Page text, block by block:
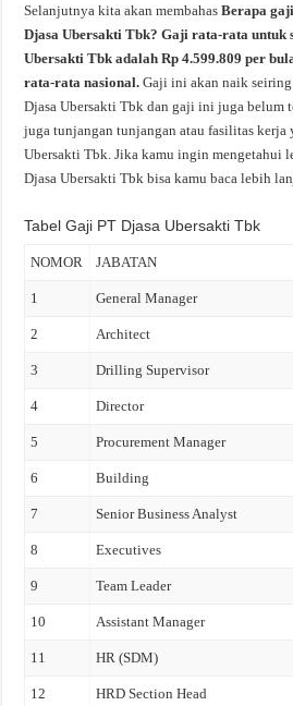
Selanjutnya kita akan membahasBerapa
Djasa Ubersakti Tbk? Gaji rata-rata untuk
Ubersakti Tbk adalah Rp 4.599.809 per
rata-rata nasional.Gaji ini akan naik
Djasa Ubersakti Tbk dan gaji ini juga belum
juga tunjangan tunjangan atau fasilitas kerja
Ubersakti Tbk. Jika kamu ingin mengetahui
Djasa Ubersakti Tbk bisa kamu baca lebih
Tabel Gaji PT Djasa Ubersakti Tbk
NOMOR JABATAN
1 General Manager
2 Architect
3 Drilling Supervisor
4 Director
5 Procurement Manager
6 Building
7 Senior Business Analyst
8 Executives
9 Team Leader
10 Assistant Manager
11 HR (SDM)
12 HRD Section Head